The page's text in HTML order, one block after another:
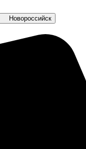
Новороссийск